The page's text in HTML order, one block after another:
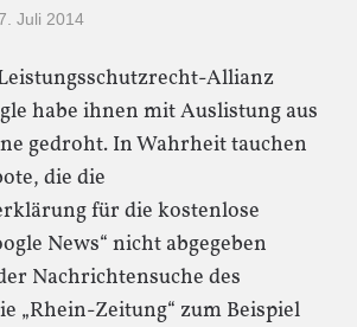
Juli 2014
Allianz
habe ihnen mit Auslistung aus
gedroht. In Wahrheit tauchen
die die
für die kostenlose
News“ nicht abgegeben
Nachrichtensuche des
„Rhein-Zeitung“ zum Beispiel